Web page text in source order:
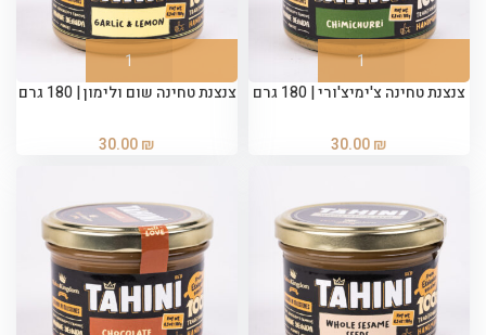
צנצנת טחינה צ'ימיצ'ורי | 180 גרם
30.00₪
צנצנת טחינה שום ולימון | 180 גרם
30.00₪